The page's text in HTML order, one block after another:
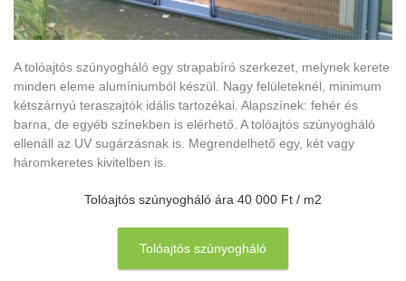
A tolóajtós szúnyogháló egy strapabíró szerkezet, melynek kerete
minden eleme alumíniumból készül. Nagy felületeknél, minimum
kétszárnyú teraszajtók idális tartozékai. Alapszínek: fehér és
barna, de egyéb színekben is elérhető. A tolóajtós szúnyogháló
ellenáll az UV sugárzásnak is. Megrendelhető egy, két vagy
háromkeretes kivitelben is.
Tolóajtós szúnyogháló ára 40 000 Ft / m2
Tolóajtós szúnyogháló